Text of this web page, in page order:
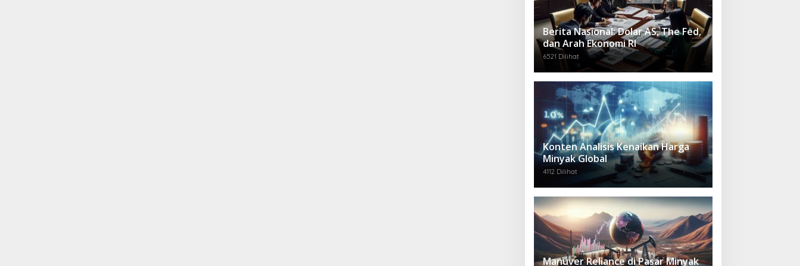
Berita Nasional: Dolar AS, The Fed,
dan Arah Ekonomi RI
6521 Dilihat
Konten Analisis Kenaikan Harga
Minyak Global
4112 Dilihat
Manuver Reliance di Pasar Minyak